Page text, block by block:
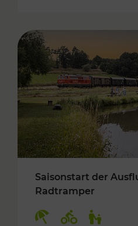
Saisonstart der
Radtramper